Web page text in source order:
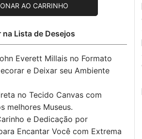
AO CARRINHO
na Lista de Desejos
Everett Millais no Formato
e Deixar seu Ambiente
no Tecido Canvas com
melhores Museus.
e Dedicação por
Encantar Você com Extrema